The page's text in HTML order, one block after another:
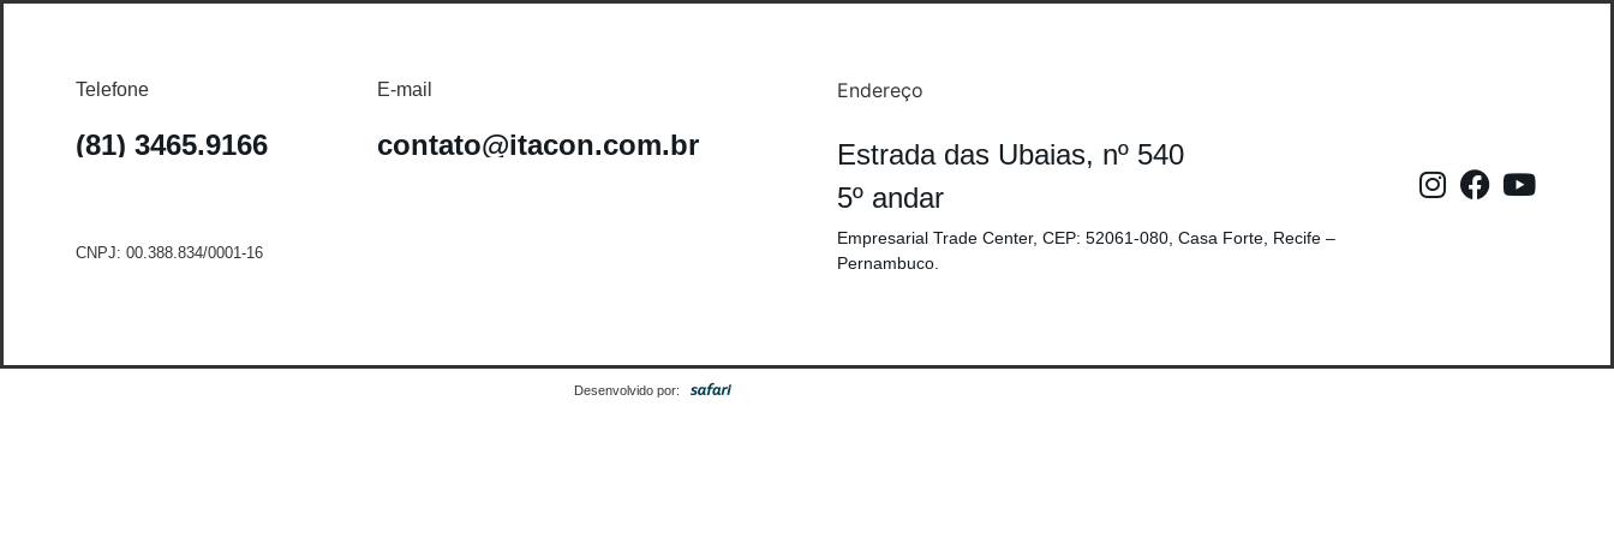
Telefone
(81) 3465.9166
CNPJ: 00.388.834/0001-16
E-mail
contato@itacon.com.br
Endereço
Estrada das Ubaias, nº 540
5º andar
Empresarial Trade Center, CEP: 52061-080, Casa Forte, Recife –
Pernambuco.
Desenvolvido por: